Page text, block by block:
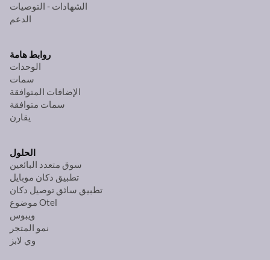
الشهادات - التوصيات
الدعم
روابط هامة
الوحدات
سمات
الإضافات المتوافقة
سمات متوافقة
يقارن
الحلول
سوق متعدد البائعين
تطبيق دكان موبايل
تطبيق سائق توصيل دكان
موضوع Otel
ويبوس
نمو المتجر
وي لابز